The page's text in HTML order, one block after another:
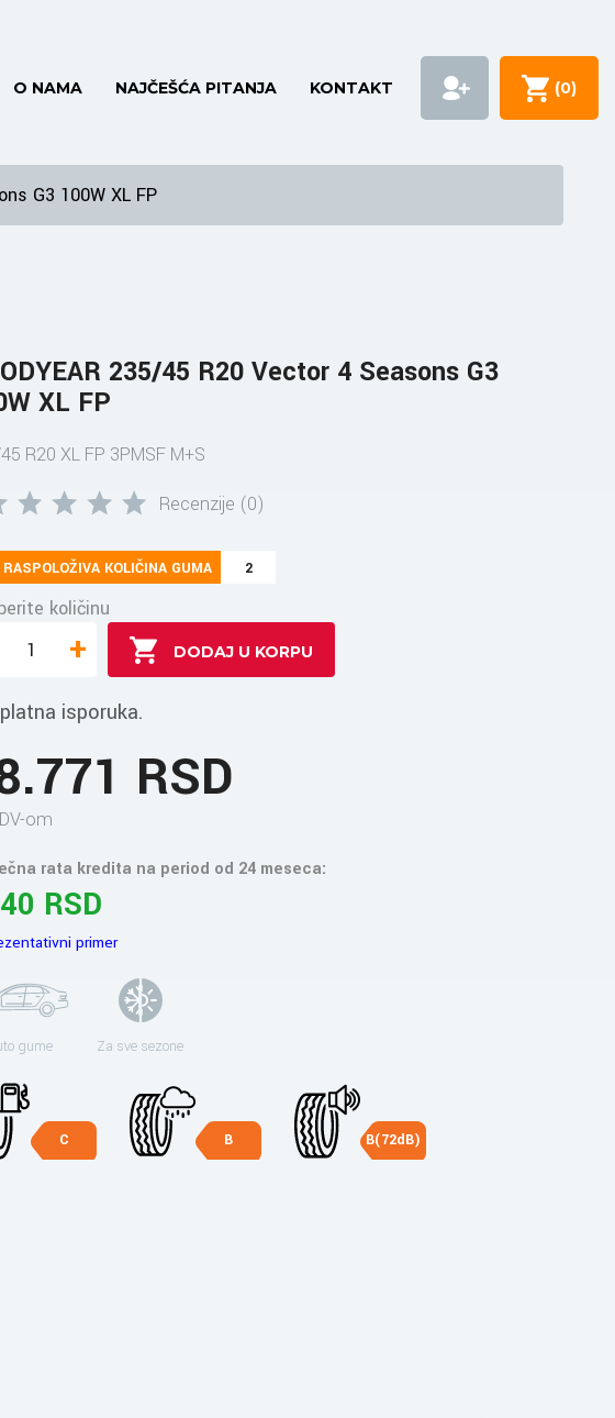
O NAMA NAJČEŠĆA PITANJA KONTAKT (0)
G3 100W XL FP
235/45 R20 Vector 4 Seasons G3
XL FP
R20 XL FP 3PMSF M+S
Recenzije (0)
RASPOLOŽIVA KOLIČINA GUMA 2
količinu
+
isporuka.
RSD
om
rata kredita na period od 24 meseca:
RSD
primer
gume Za sve sezone
C B B(72dB)